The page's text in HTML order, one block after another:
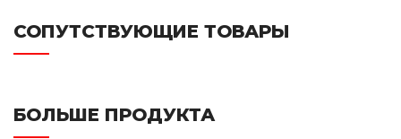
СОПУТСТВУЮЩИЕ ТОВАРЫ
БОЛЬШЕ ПРОДУКТА